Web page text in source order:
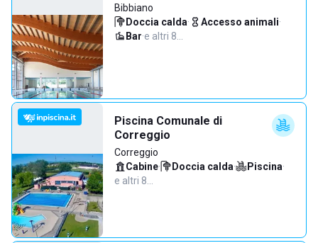
Bibbiano
Doccia calda· Accesso animali·
Bar·e altri 8…
Piscina Comunale di
Correggio
Correggio
Cabine· Doccia calda· Piscina·
e altri 8…